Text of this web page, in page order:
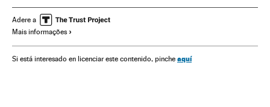
Informática Economia
Adere a
Mais informações
Si está interesado en licenciar este contenido, pinche aquí